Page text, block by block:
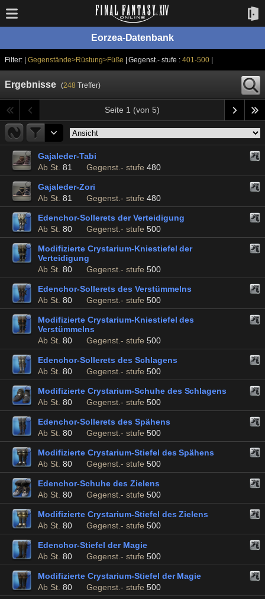
Eorzea-Datenbank
Filter: | Gegenstände>Rüstung>Füße | Gegenst.- stufe :401-500
Ergebnisse (248 Treffer)
Seite 1 (von 5)
Gajaleder-Tabi
Ab St. 81 Gegenst.- stufe 480
Gajaleder-Zori
Ab St. 81 Gegenst.- stufe 480
Edenchor-Sollerets der Verteidigung
Ab St. 80 Gegenst.- stufe 500
Modifizierte Crystarium-Kniestiefel der
Verteidigung
Ab St. 80 Gegenst.- stufe 500
Edenchor-Sollerets des Verstümmelns
Ab St. 80 Gegenst.- stufe 500
Modifizierte Crystarium-Kniestiefel des
Verstümmelns
Ab St. 80 Gegenst.- stufe 500
Edenchor-Sollerets des Schlagens
Ab St. 80 Gegenst.- stufe 500
Modifizierte Crystarium-Schuhe des Schlagens
Ab St. 80 Gegenst.- stufe 500
Edenchor-Sollerets des Spähens
Ab St. 80 Gegenst.- stufe 500
Modifizierte Crystarium-Stiefel des Spähens
Ab St. 80 Gegenst.- stufe 500
Edenchor-Schuhe des Zielens
Ab St. 80 Gegenst.- stufe 500
Modifizierte Crystarium-Stiefel des Zielens
Ab St. 80 Gegenst.- stufe 500
Edenchor-Stiefel der Magie
Ab St. 80 Gegenst.- stufe 500
Modifizierte Crystarium-Stiefel der Magie
Ab St. 80 Gegenst.- stufe 500